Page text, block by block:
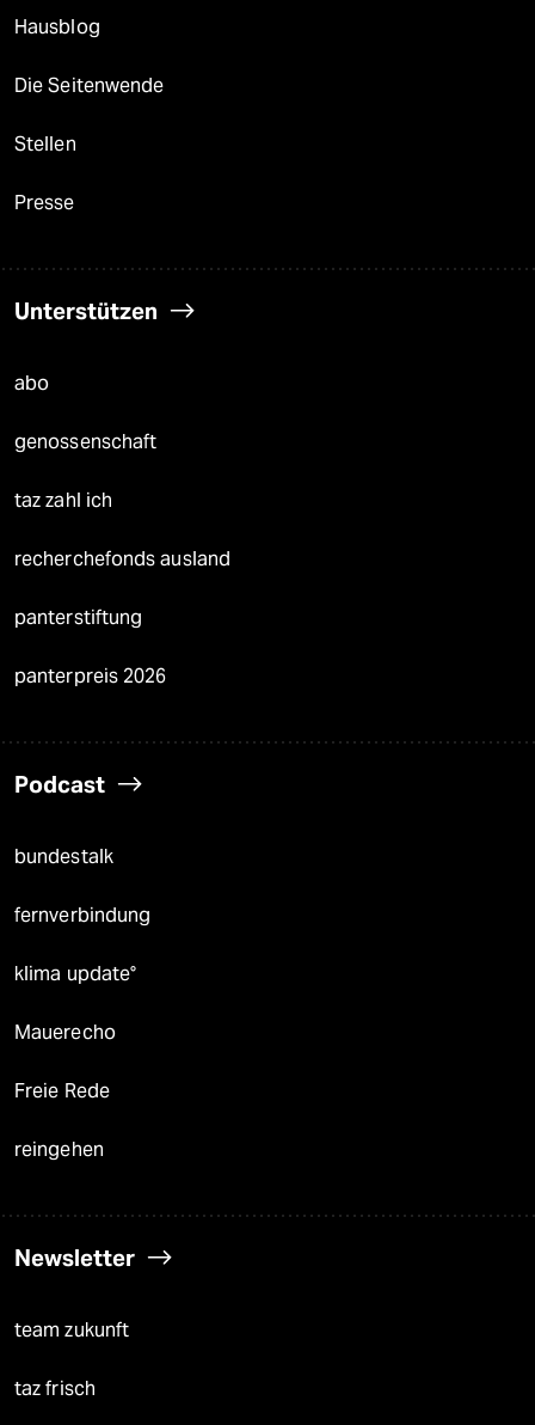
Hausblog
Die Seitenwende
Stellen
Presse
Unterstützen
abo
genossenschaft
taz zahl ich
recherchefonds ausland
panterstiftung
panterpreis 2026
Podcast
bundestalk
fernverbindung
klima update°
Mauerecho
Freie Rede
reingehen
Newsletter
team zukunft
taz frisch